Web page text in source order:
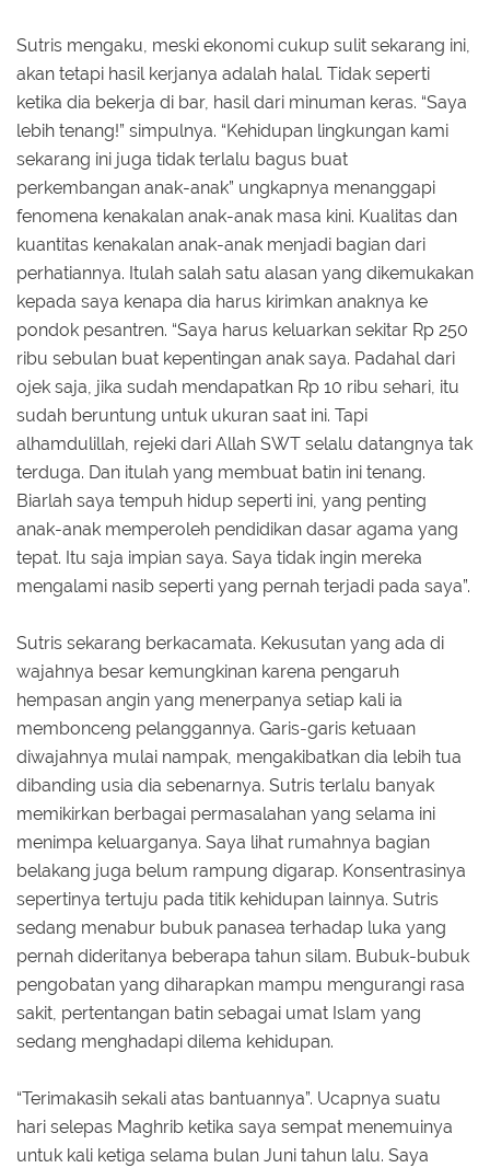
Sutris mengaku, meski ekonomi cukup sulit sekarang ini,
akan tetapi hasil kerjanya adalah halal. Tidak seperti
ketika dia bekerja di bar, hasil dari minuman keras. “Saya
lebih tenang!” simpulnya. “Kehidupan lingkungan kami
sekarang ini juga tidak terlalu bagus buat
perkembangan anak-anak” ungkapnya menanggapi
fenomena kenakalan anak-anak masa kini. Kualitas dan
kuantitas kenakalan anak-anak menjadi bagian dari
perhatiannya. Itulah salah satu alasan yang dikemukakan
kepada saya kenapa dia harus kirimkan anaknya ke
pondok pesantren. “Saya harus keluarkan sekitar Rp 250
ribu sebulan buat kepentingan anak saya. Padahal dari
ojek saja, jika sudah mendapatkan Rp 10 ribu sehari, itu
sudah beruntung untuk ukuran saat ini. Tapi
alhamdulillah, rejeki dari Allah SWT selalu datangnya tak
terduga. Dan itulah yang membuat batin ini tenang.
Biarlah saya tempuh hidup seperti ini, yang penting
anak-anak memperoleh pendidikan dasar agama yang
tepat. Itu saja impian saya. Saya tidak ingin mereka
mengalami nasib seperti yang pernah terjadi pada saya”.
Sutris sekarang berkacamata. Kekusutan yang ada di
wajahnya besar kemungkinan karena pengaruh
hempasan angin yang menerpanya setiap kali ia
membonceng pelanggannya. Garis-garis ketuaan
diwajahnya mulai nampak, mengakibatkan dia lebih tua
dibanding usia dia sebenarnya. Sutris terlalu banyak
memikirkan berbagai permasalahan yang selama ini
menimpa keluarganya. Saya lihat rumahnya bagian
belakang juga belum rampung digarap. Konsentrasinya
sepertinya tertuju pada titik kehidupan lainnya. Sutris
sedang menabur bubuk panasea terhadap luka yang
pernah dideritanya beberapa tahun silam. Bubuk-bubuk
pengobatan yang diharapkan mampu mengurangi rasa
sakit, pertentangan batin sebagai umat Islam yang
sedang menghadapi dilema kehidupan.
“Terimakasih sekali atas bantuannya”. Ucapnya suatu
hari selepas Maghrib ketika saya sempat menemuinya
untuk kali ketiga selama bulan Juni tahun lalu. Saya